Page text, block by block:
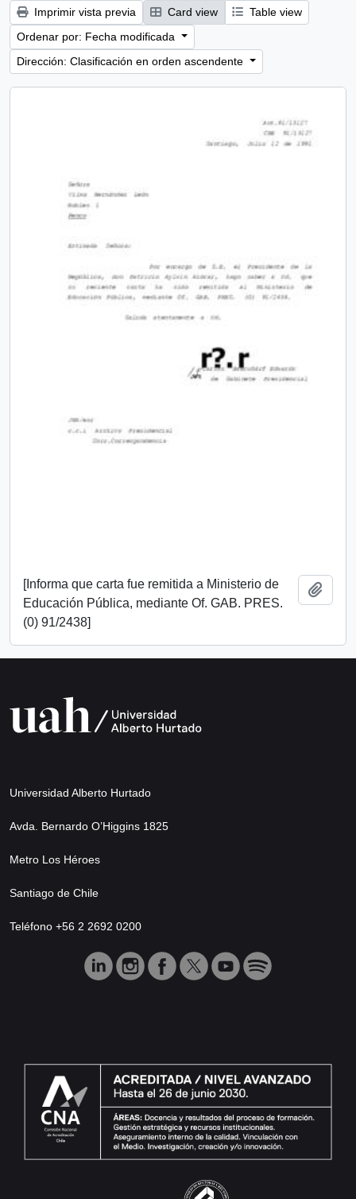
Imprimir vista previa Card view
Table view
Ordenar por: Fecha modificada
Dirección: Clasificación en orden ascendente
[Informa que carta fue remitida a Ministerio de
Educación Pública, mediante Of. GAB. PRES.
(0) 91/2438]
Universidad Alberto Hurtado
Avda. Bernardo O’Higgins 1825
Metro Los Héroes
Santiago de Chile
Teléfono +56 2 2692 0200